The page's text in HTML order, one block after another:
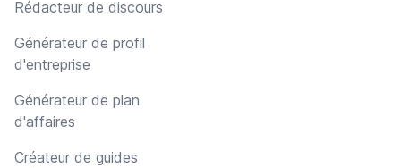
Rédacteur de discours
Générateur de profil
d'entreprise
Générateur de plan
d'affaires
Créateur de guides